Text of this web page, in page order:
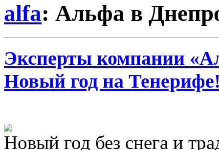
alfa: Альфа в
Эксперты компании
Новый год на
Новый год без снега и